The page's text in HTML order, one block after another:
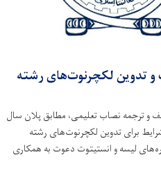
و تدوین لکچرنوت‌های رشته
و ترجمه نصاب تعلیمی، مطابق پلان سال
شرایط برای تدوین لکچرنوت‌های رشته
لیسه و انستیتوت دعوت به همکاری